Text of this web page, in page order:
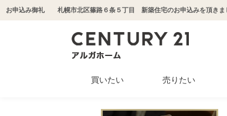
買いたい
新築一戸建て
中古一戸建て
中古マンション
土地
収益物件
売りたい